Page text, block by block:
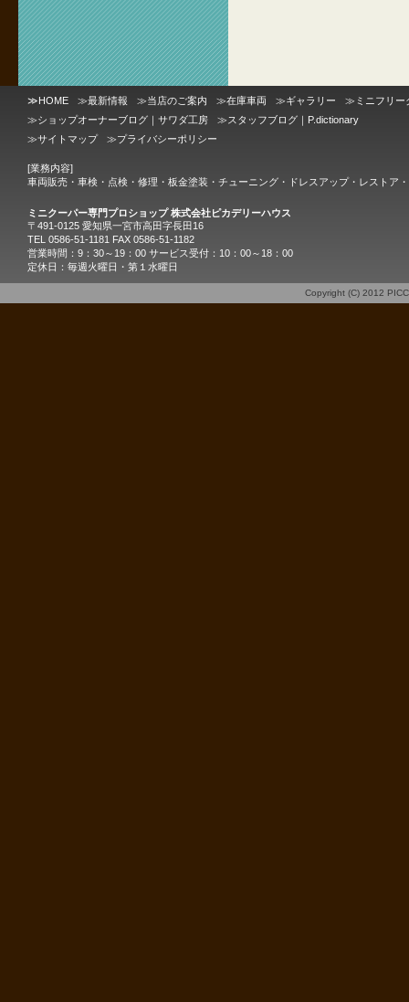
≫HOME ≫最新情報 ≫当店のご案内 ≫在庫車両 ≫ギャラリー ≫ ミニフリー
≫ショップオーナーブログ｜サワダ工房 ≫スタッフブログ｜P.dictionary
≫サイトマップ ≫プライバシーポリシー
[業務内容]
車両販売・車検・点検・修理・板金塗装・チューニング・ドレスアップ・レストア
ミニクーパー専門プロショップ 株式会社ピカデリーハウス
〒491-0125 愛知県一宮市高田字長田16
TEL 0586-51-1181 FAX 0586-51-1182
営業時間：9：30～19：00 サービス受付：10：00～18：00
定休日：毎週火曜日・第１水曜日
Copyright (C) 2012